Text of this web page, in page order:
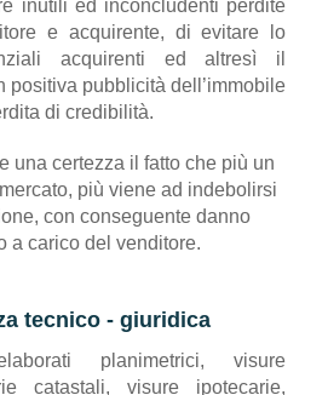
inutili ed inconcludenti perdite
e acquirente, di evitare lo
acquirenti ed altresì il
positiva pubblicità dell’immobile
di credibilità.
una certezza il fatto che più un
più viene ad indebolirsi
con conseguente danno
a carico del venditore.
tecnico - giuridica
planimetrici, visure
catastali, visure ipotecarie,